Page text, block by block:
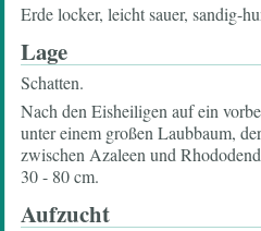
Erde locker, leicht sauer, sandig-
Lage
Schatten.
Nach den Eisheiligen auf ein
unter einem großen Laubbaum,
zwischen Azaleen und
30 - 80 cm.
Aufzucht